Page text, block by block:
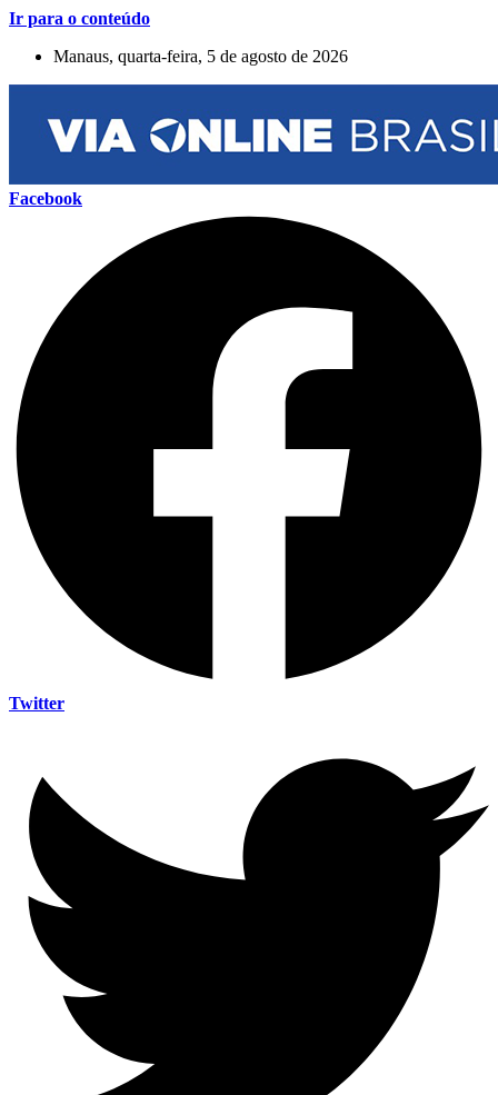
Ir para o conteúdo
Manaus, quarta-feira, 5 de agosto de 2026
Facebook
Twitter